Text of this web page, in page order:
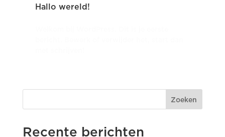
Hallo wereld!
Zoeken
Recente berichten